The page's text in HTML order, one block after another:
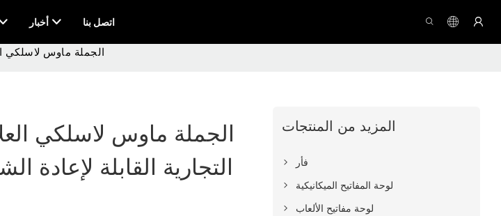
أخبار اتصل بنا
الجملة ماوس لاسلكي
الجملة ماوس لاسلكي
التجارية القابلة لإعادة
المزيد من المنتجات
فأر
لوحة المفاتيح الميكانيكية
لوحة مفاتيح الألعاب